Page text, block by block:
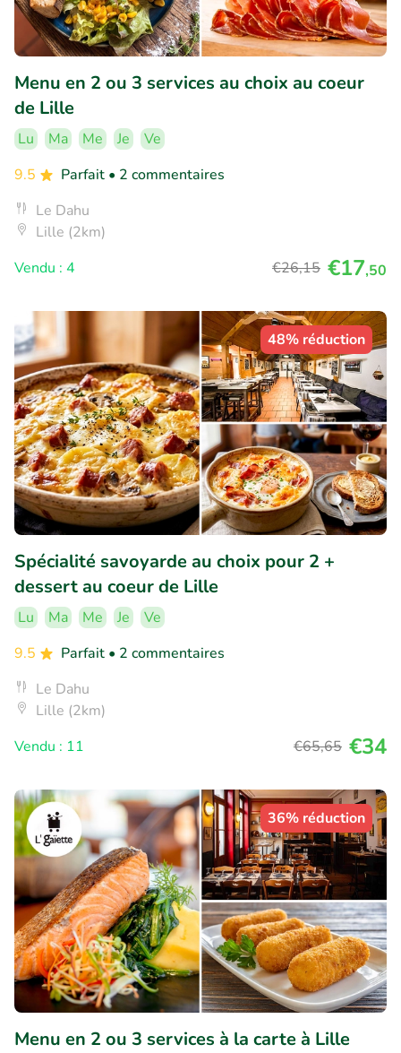
Menu en 2 ou 3 services au choix au coeur
de Lille
Lu Ma Me Je
Ve
9.5
Parfait • 2 commentaires
Le Dahu
Lille (2km)
Vendu : 4
€26,15 €17,50
48% réduction
Spécialité savoyarde au choix pour 2 +
dessert au coeur de Lille
Lu Ma Me Je
Ve
9.5
Parfait • 2 commentaires
Le Dahu
Lille (2km)
Vendu : 11
€65,65 €34
36% réduction
Menu en 2 ou 3 services à la carte à Lille